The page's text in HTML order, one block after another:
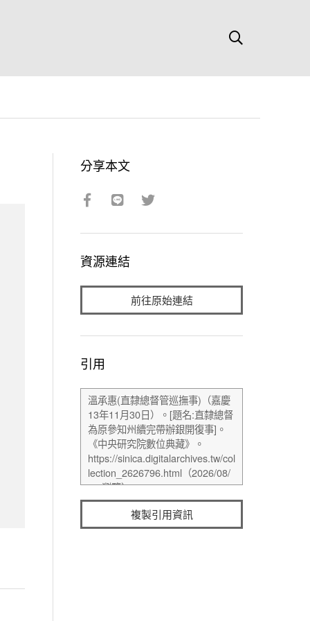
分享本文
資源連結
前往原始連結
引用
複製引用資訊